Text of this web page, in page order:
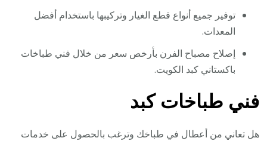
توفير جميع أنواع قطع الغيار وتركيبها باستخدام أفضل
المعدات.
إصلاح مصباح الفرن بأرخص سعر من خلال فني طباخات
باكستاني كبد الكويت.
فني طباخات كبد
هل تعاني من أعطال في طباخك وترغب بالحصول على خدمات